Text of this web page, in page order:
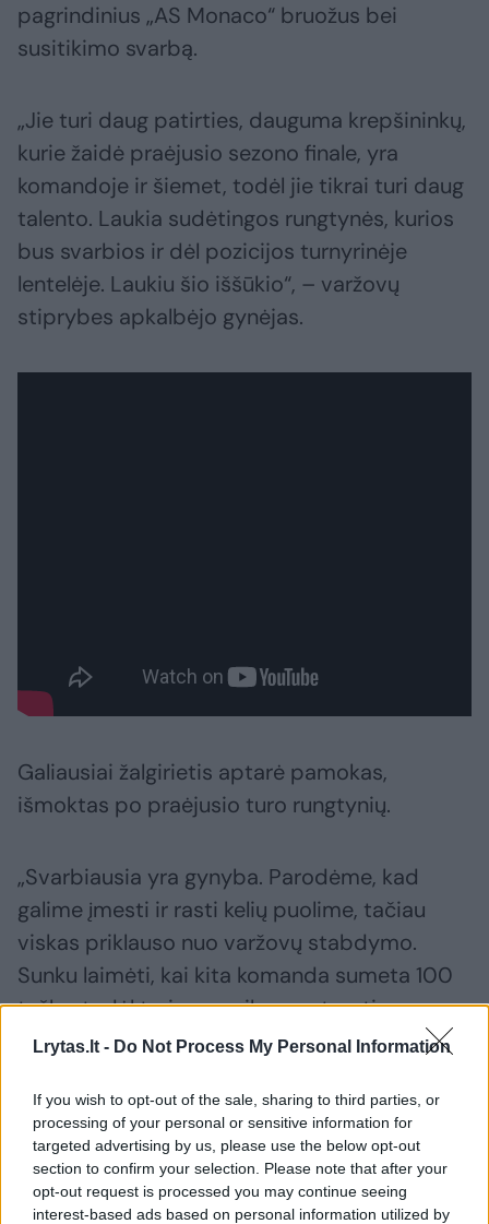
Lrytas.lt - Do Not Process My Personal Information
If you wish to opt-out of the sale, sharing to third parties, or
processing of your personal or sensitive information for
targeted advertising by us, please use the below opt-out
section to confirm your selection. Please note that after your
opt-out request is processed you may continue seeing
interest-based ads based on personal information utilized by
pagrindinius „AS Monaco“ bruožus bei
susitikimo svarbą.
„Jie turi daug patirties, dauguma krepšininkų,
kurie žaidė praėjusio sezono finale, yra
komandoje ir šiemet, todėl jie tikrai turi daug
talento. Laukia sudėtingos rungtynės, kurios
bus svarbios ir dėl pozicijos turnyrinėje
lentelėje. Laukiu šio iššūkio“, – varžovų
stiprybes apkalbėjo gynėjas.
Galiausiai žalgirietis aptarė pamokas,
išmoktas po praėjusio turo rungtynių.
„Svarbiausia yra gynyba. Parodėme, kad
galime įmesti ir rasti kelių puolime, tačiau
viskas priklauso nuo varžovų stabdymo.
Sunku laimėti, kai kita komanda sumeta 100
taškų, todėl turime susikoncentruoti
gynyboje“, – atsakė N.Williamsas-Gossas.
Kauno „Žalgirio“ ir Monako „AS Monaco“
dvikova „Žalgirio“ arenoje prasidės šį
antradienį 20 val.